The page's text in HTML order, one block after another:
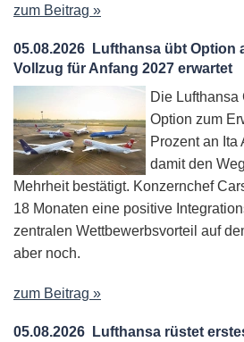
zum Beitrag »
05.08.2026
Lufthansa übt Option
Vollzug für Anfang 2027 erwartet
Die Lufthansa
Option zum
Prozent an Ita
damit den
Mehrheit bestätigt. Konzernchef
18 Monaten eine positive
zentralen Wettbewerbsvorteil auf
aber noch.
zum Beitrag »
05.08.2026
Lufthansa rüstet